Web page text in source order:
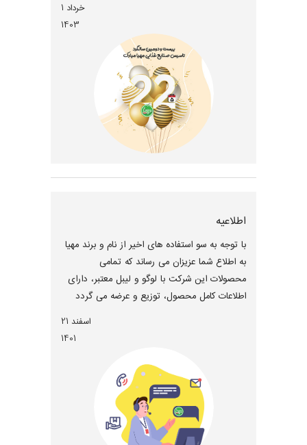
خرداد 1
1403
اطلاعیه
با توجه به سو استفاده های اخیر از نام و برند مهیا
به اطلاع شما عزیزان می رساند که تمامی
محصولات این شرکت با لوگو و لیبل معتبر، دارای
اطلاعات کامل محصول، توزیع و عرضه می گردد
اسفند 21
1401